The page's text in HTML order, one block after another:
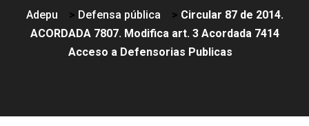
Adepu > Defensa pública > Circular 87 de 2014.
ACORDADA 7807. Modifica art. 3 Acordada 7414
Acceso a Defensorias Publicas